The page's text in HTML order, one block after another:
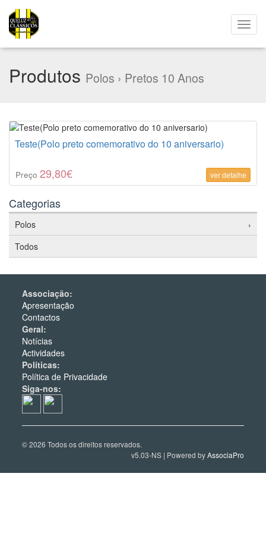
Produtos Polos › Pretos 10 Anos
Teste(Polo preto comemorativo do 10 aniversario)
ver detalhe
Preço 29,80€
Categorias
Polos
›
Todos
Associação:
Apresentação
Contactos
Geral:
Notícias
Actividades
Políticas:
Política de Privacidade
Siga-nos:
© 2026 Todos os direitos reservados.
v5.03-NS | Powered byAssociaPro